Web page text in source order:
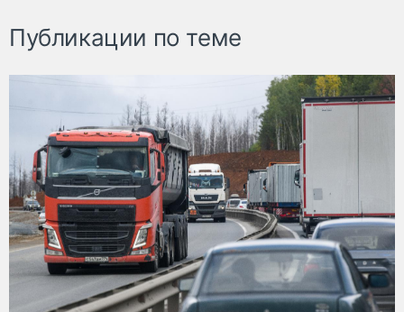
Публикации по теме